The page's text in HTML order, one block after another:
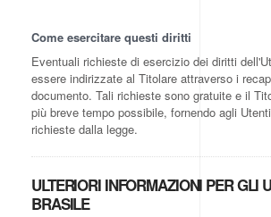
Come esercitare questi diritti
Eventuali richieste di esercizio dei diritti
essere indirizzate al Titolare attraverso i
documento. Tali richieste sono gratuite e il
più breve tempo possibile, fornendo agli
richieste dalla legge.
ULTERIORI INFORMAZIONI PER GLI
BRASILE